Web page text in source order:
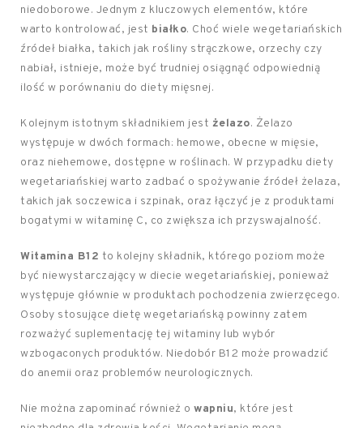
niedoborowe. Jednym z kluczowych elementów, które
warto kontrolować, jest białko. Choć wiele wegetariańskich
źródeł białka, takich jak rośliny strączkowe, orzechy czy
nabiał, istnieje, może być trudniej osiągnąć odpowiednią
ilość w porównaniu do diety mięsnej.
Kolejnym istotnym składnikiem jest żelazo. Żelazo
występuje w dwóch formach: hemowe, obecne w mięsie,
oraz niehemowe, dostępne w roślinach. W przypadku diety
wegetariańskiej warto zadbać o spożywanie źródeł żelaza,
takich jak soczewica i szpinak, oraz łączyć je z produktami
bogatymi w witaminę C, co zwiększa ich przyswajalność.
Witamina B12 to kolejny składnik, którego poziom może
być niewystarczający w diecie wegetariańskiej, ponieważ
występuje głównie w produktach pochodzenia zwierzęcego.
Osoby stosujące dietę wegetariańską powinny zatem
rozważyć suplementację tej witaminy lub wybór
wzbogaconych produktów. Niedobór B12 może prowadzić
do anemii oraz problemów neurologicznych.
Nie można zapominać również o wapniu, które jest